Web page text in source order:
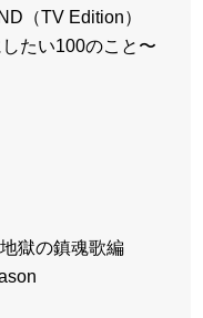
（TV Edition）
たい100のこと〜
獄の鎮魂歌編